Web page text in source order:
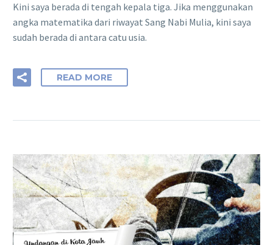
Kini saya berada di tengah kepala tiga. Jika menggunakan
angka matematika dari riwayat Sang Nabi Mulia, kini saya
sudah berada di antara catu usia.
READ MORE